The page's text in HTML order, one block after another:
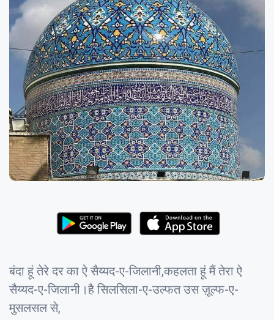
बंदा हूं तेरे दर का ऐ सैय्यद-ए-जिलानी,कहलता हूं मैं तेरा ऐ
सैय्यद-ए-जिलानी।है सिलसिला-ए-उल्फत उस ज़ूल्फ-ए-
मुसलसल से,